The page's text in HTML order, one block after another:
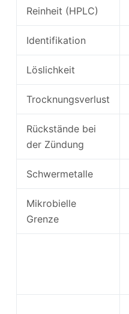
Reinheit (HPLC)
Identifikation
Löslichkeit
Trocknungsverlust
Rückstände bei
der Zündung
Schwermetalle
Mikrobielle
Grenze